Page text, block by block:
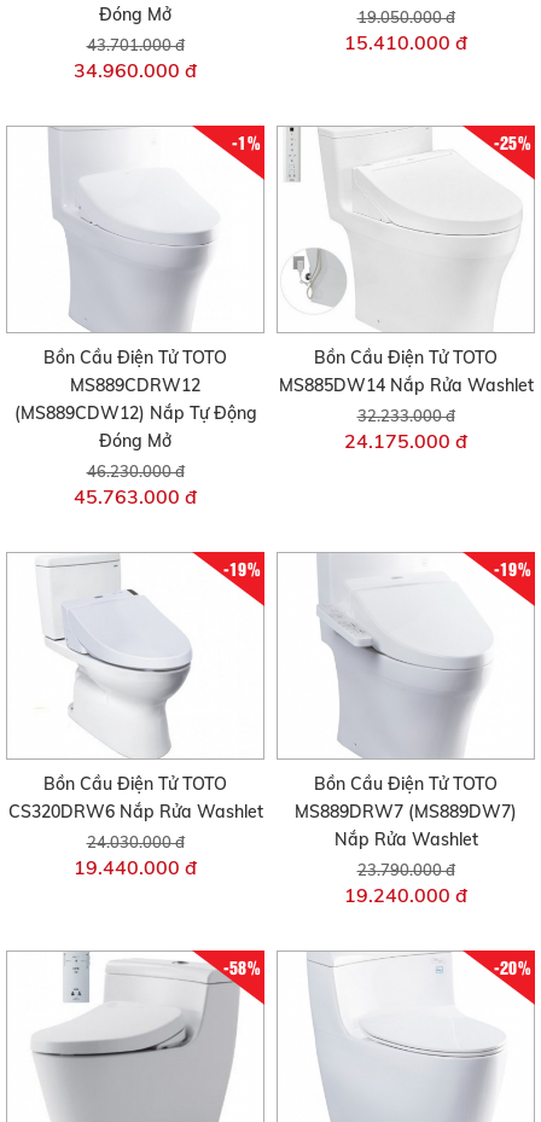
Đóng Mở
43.701.000 đ
34.960.000 đ
19.050.000 đ
15.410.000 đ
-1%
Bồn Cầu Điện Tử TOTO
MS889CDRW12
(MS889CDW12) Nắp Tự Động
Đóng Mở
46.230.000 đ
45.763.000 đ
-25%
Bồn Cầu Điện Tử TOTO
MS885DW14 Nắp Rửa Washlet
32.233.000 đ
24.175.000 đ
-19%
Bồn Cầu Điện Tử TOTO
CS320DRW6 Nắp Rửa Washlet
24.030.000 đ
19.440.000 đ
-19%
Bồn Cầu Điện Tử TOTO
MS889DRW7 (MS889DW7)
Nắp Rửa Washlet
23.790.000 đ
19.240.000 đ
-58% -20%